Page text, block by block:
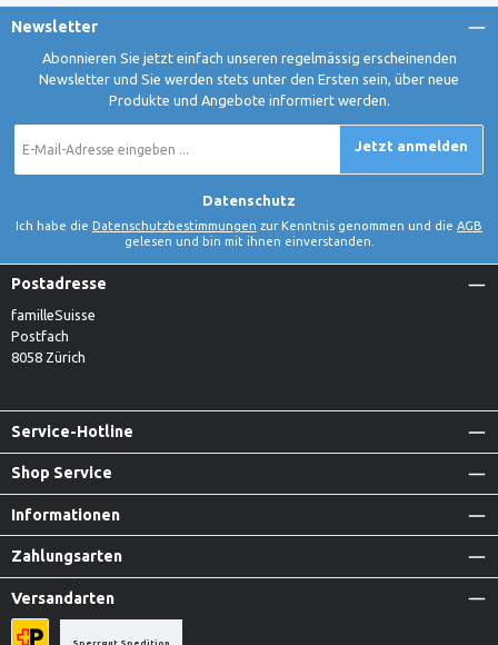
Newsletter
Abonnieren Sie jetzt einfach unseren regelmässig erscheinenden
Newsletter und Sie werden stets unter den Ersten sein, über neue
Produkte und Angebote informiert werden.
Mail-
Jetzt anmelden
Datenschutz
Ich habe die Datenschutzbestimmungen zur Kenntnis genommen und die AGB
gelesen und bin mit ihnen einverstanden.
Postadresse
familleSuisse
Postfach
8058 Zürich
Service-Hotline
Shop Service
Informationen
Zahlungsarten
Versandarten